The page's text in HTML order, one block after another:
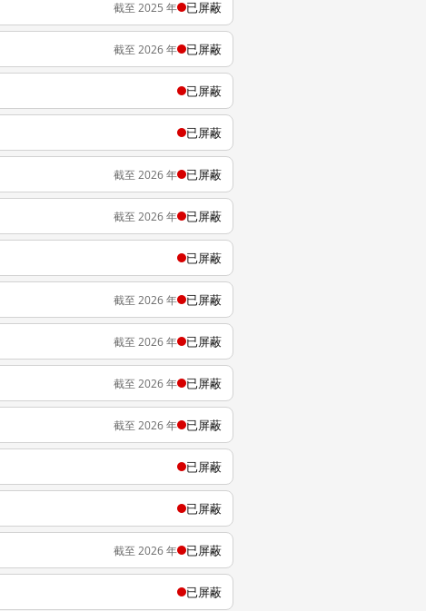
截至 2025 年 已屏蔽
截至 2026 年 已屏蔽
已屏蔽
已屏蔽
截至 2026 年 已屏蔽
截至 2026 年 已屏蔽
已屏蔽
截至 2026 年 已屏蔽
截至 2026 年 已屏蔽
截至 2026 年 已屏蔽
截至 2026 年 已屏蔽
已屏蔽
已屏蔽
截至 2026 年 已屏蔽
已屏蔽